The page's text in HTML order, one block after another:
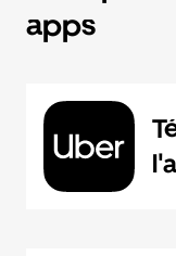
apps